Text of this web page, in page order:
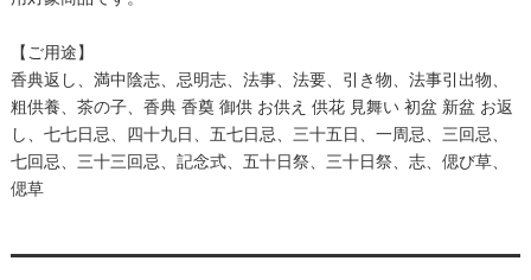
【ご用途】
香典返し、満中陰志、忌明志、法事、法要、引き物、法事引出物、
粗供養、茶の子、香典 香奠 御供 お供え 供花 見舞い 初盆 新盆 お返
し、七七日忌、四十九日、五七日忌、三十五日、一周忌、三回忌、
七回忌、三十三回忌、記念式、五十日祭、三十日祭、志、偲び草、
偲草